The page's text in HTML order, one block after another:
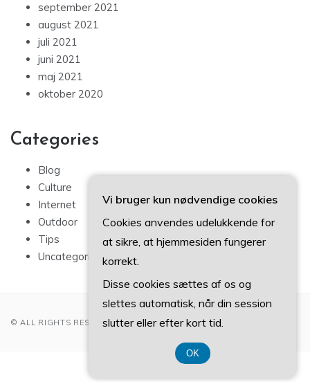
september 2021
august 2021
juli 2021
juni 2021
maj 2021
oktober 2020
Categories
Blog
Culture
Internet
Outdoor
Tips
Uncategorized
© ALL RIGHTS RESERVED 2022
Vi bruger kun nødvendige cookies
Cookies anvendes udelukkende for
at sikre, at hjemmesiden fungerer
korrekt.
Disse cookies sættes af os og
slettes automatisk, når din session
slutter eller efter kort tid.
OK